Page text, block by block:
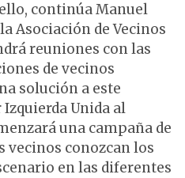
continúa Manuel
Asociación de Vecinos
reuniones con las
de vecinos
solución a este
Unida al
una campaña de
vecinos conozcan los
en las diferentes